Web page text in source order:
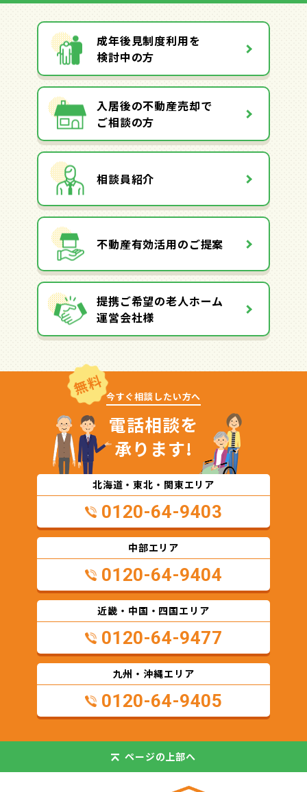
成年後見制度利用を
検討中の方
入居後の不動産売却で
ご相談の方
相談員紹介
不動産有効活用のご提案
提携ご希望の老人ホーム
運営会社様
無料 今すぐ相談したい方へ
電話相談を
承ります!
北海道・東北・関東エリア
0120-64-9403
中部エリア
0120-64-9404
近畿・中国・四国エリア
0120-64-9477
九州・沖縄エリア
0120-64-9405
ページの 上部へ